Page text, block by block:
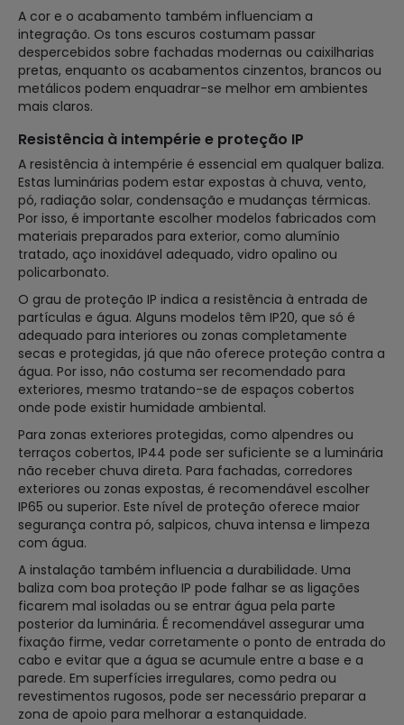
A cor e o acabamento também influenciam a
integração. Os tons escuros costumam passar
despercebidos sobre fachadas modernas ou caixilharias
pretas, enquanto os acabamentos cinzentos, brancos ou
metálicos podem enquadrar-se melhor em ambientes
mais claros.
Resistência à intempérie e proteção IP
A resistência à intempérie é essencial em qualquer baliza.
Estas luminárias podem estar expostas à chuva, vento,
pó, radiação solar, condensação e mudanças térmicas.
Por isso, é importante escolher modelos fabricados com
materiais preparados para exterior, como alumínio
tratado, aço inoxidável adequado, vidro opalino ou
policarbonato.
O grau de proteção IP indica a resistência à entrada de
partículas e água. Alguns modelos têm IP20, que só é
adequado para interiores ou zonas completamente
secas e protegidas, já que não oferece proteção contra a
água. Por isso, não costuma ser recomendado para
exteriores, mesmo tratando-se de espaços cobertos
onde pode existir humidade ambiental.
Para zonas exteriores protegidas, como alpendres ou
terraços cobertos, IP44 pode ser suficiente se a luminária
não receber chuva direta. Para fachadas, corredores
exteriores ou zonas expostas, é recomendável escolher
IP65 ou superior. Este nível de proteção oferece maior
segurança contra pó, salpicos, chuva intensa e limpeza
com água.
A instalação também influencia a durabilidade. Uma
baliza com boa proteção IP pode falhar se as ligações
ficarem mal isoladas ou se entrar água pela parte
posterior da luminária. É recomendável assegurar uma
fixação firme, vedar corretamente o ponto de entrada do
cabo e evitar que a água se acumule entre a base e a
parede. Em superfícies irregulares, como pedra ou
revestimentos rugosos, pode ser necessário preparar a
zona de apoio para melhorar a estanquidade.